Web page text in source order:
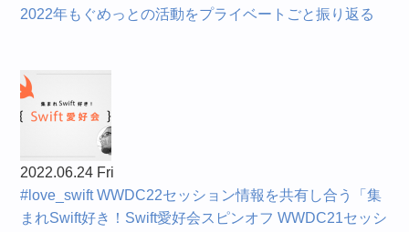
2022年もぐめっとの活動をプライベートごと振り返る
2022.06.24 Fri
#love_swift WWDC22セッション情報を共有し合う「集
まれSwift好き！Swift愛好会スピンオフ WWDC21セッシ